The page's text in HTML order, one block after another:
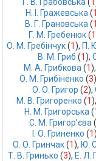
Н. І. Гражевська (1
В. Г. Грановська (1
Г. М. Гребенюк (1
О. М. Гребінчук (1), П.
В. М. Гриб (1),
М. А. Грибкова (1),
О. М. Грибіненко (3
О. О. Григор (2),
М. В. Григоренко (1),
Н. М. Григорська (
С. М. Григор’єва (
І. О. Гриненко (1
О. О. Гринчак (1), Ю.
Т. В. Гринько (3), Е. Л.